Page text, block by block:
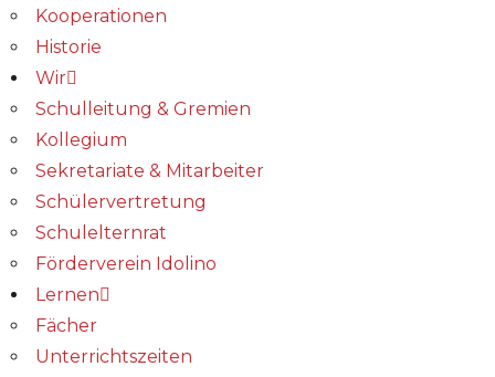
Kooperationen
Historie
Wir
Schulleitung & Gremien
Kollegium
Sekretariate & Mitarbeiter
Schülervertretung
Schulelternrat
Förderverein Idolino
Lernen
Fächer
Unterrichtszeiten